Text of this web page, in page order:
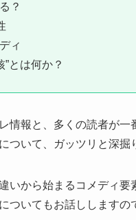
？
ィ
とは何か？
情報と、多くの読者が
ついて、ガッツリと深掘
いから始まるコメディ
ついてもお話ししますの